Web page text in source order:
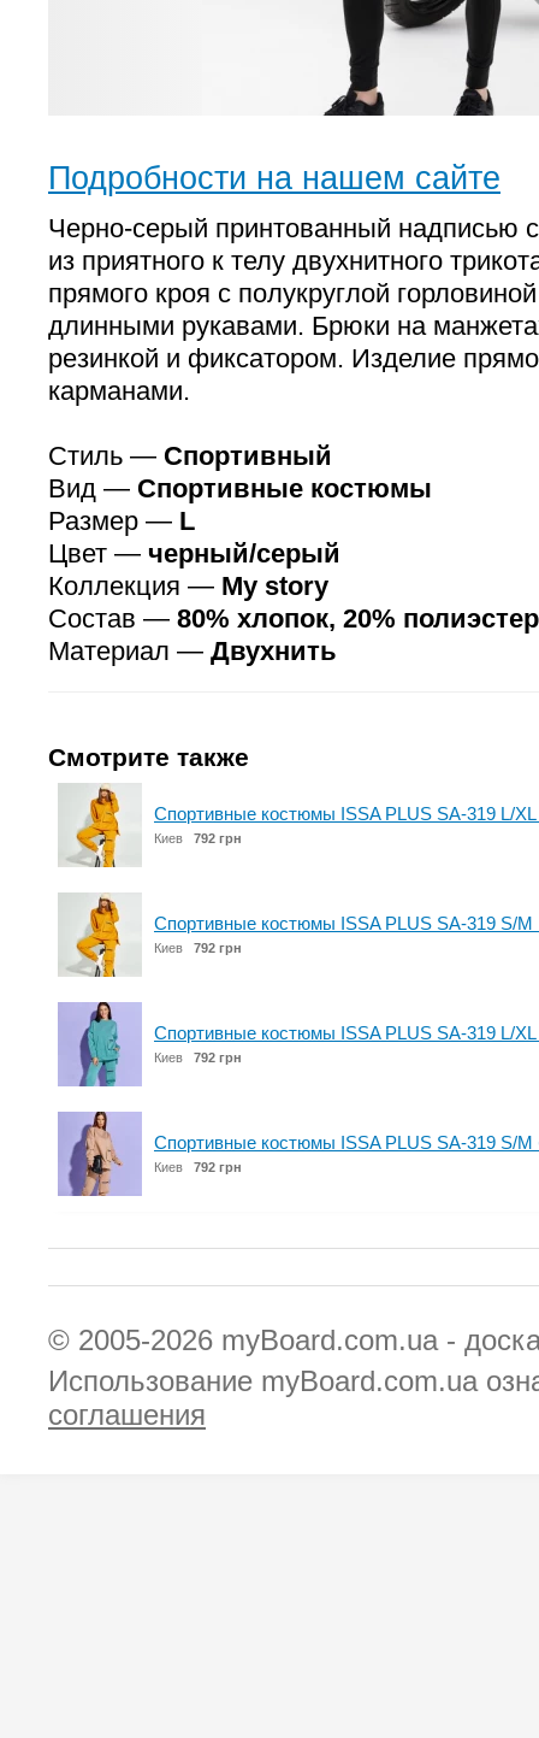
Подробности на нашем сайте
Черно-серый принтованный надписью
из приятного к телу двухнитного
прямого кроя с полукруглой
длинными рукавами. Брюки на
резинкой и фиксатором. Изделие
карманами.
Стиль — Спортивный
Вид — Спортивные костюмы
Размер — L
Цвет — черный/серый
Коллекция — My story
Состав — 80% хлопок, 20% полиэстер
Материал — Двухнить
Смотрите также
Спортивные костюмы ISSA PLUS SA-319 L/XL
Киев 792 грн
Спортивные костюмы ISSA PLUS SA-319 S/M
Киев 792 грн
Спортивные костюмы ISSA PLUS SA-319 L/
Киев 792 грн
Спортивные костюмы ISSA PLUS SA-319 S/
Киев 792 грн
© 2005-2026 myBoard.com.ua -
Использование myBoard.com.ua
соглашения